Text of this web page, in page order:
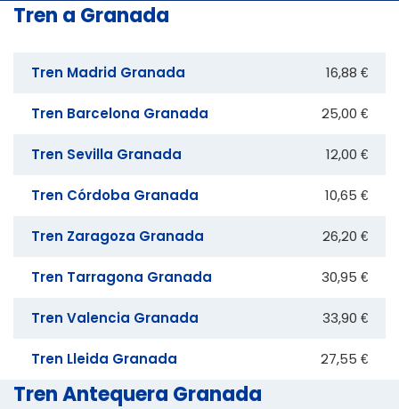
Tren a Granada
Tren Madrid Granada 16,88 €
Tren Barcelona Granada 25,00 €
Tren Sevilla Granada 12,00 €
Tren Córdoba Granada 10,65 €
Tren Zaragoza Granada 26,20 €
Tren Tarragona Granada 30,95 €
Tren Valencia Granada 33,90 €
Tren Lleida Granada 27,55 €
Tren Antequera Granada